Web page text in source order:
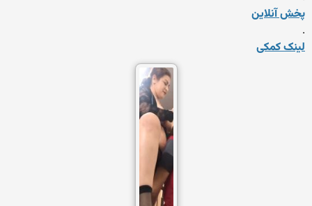
پخش آنلاین
.
لینک کمکی